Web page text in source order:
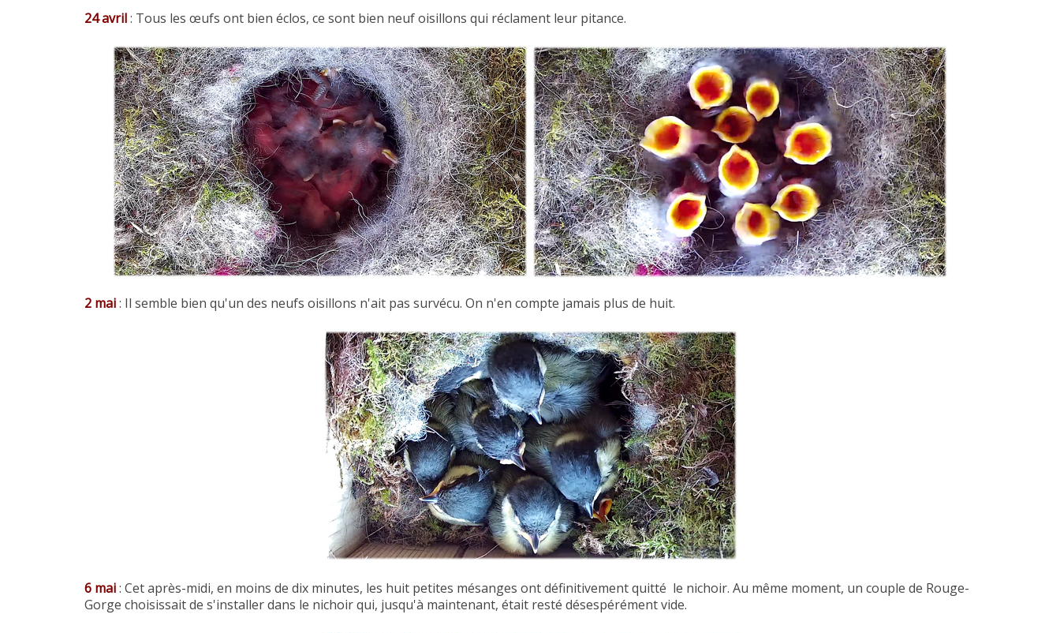
24 avril: Tous les œufs ont bien éclos, ce sont bien neuf oisillons qui réclament leur pitance.
2 mai: Il semble bien qu'un des neufs oisillons n'ait pas survécu. On n'en compte jamais plus de huit.
6 mai: Cet après-midi, en moins de dix minutes, les huit petites mésanges ontdéfinitivementquitté le nichoir. Au même moment, un couple de Rouge-
Gorge choisissait de s'installer dans le nichoir qui, jusqu'à maintenant, était resté désespérément vide.